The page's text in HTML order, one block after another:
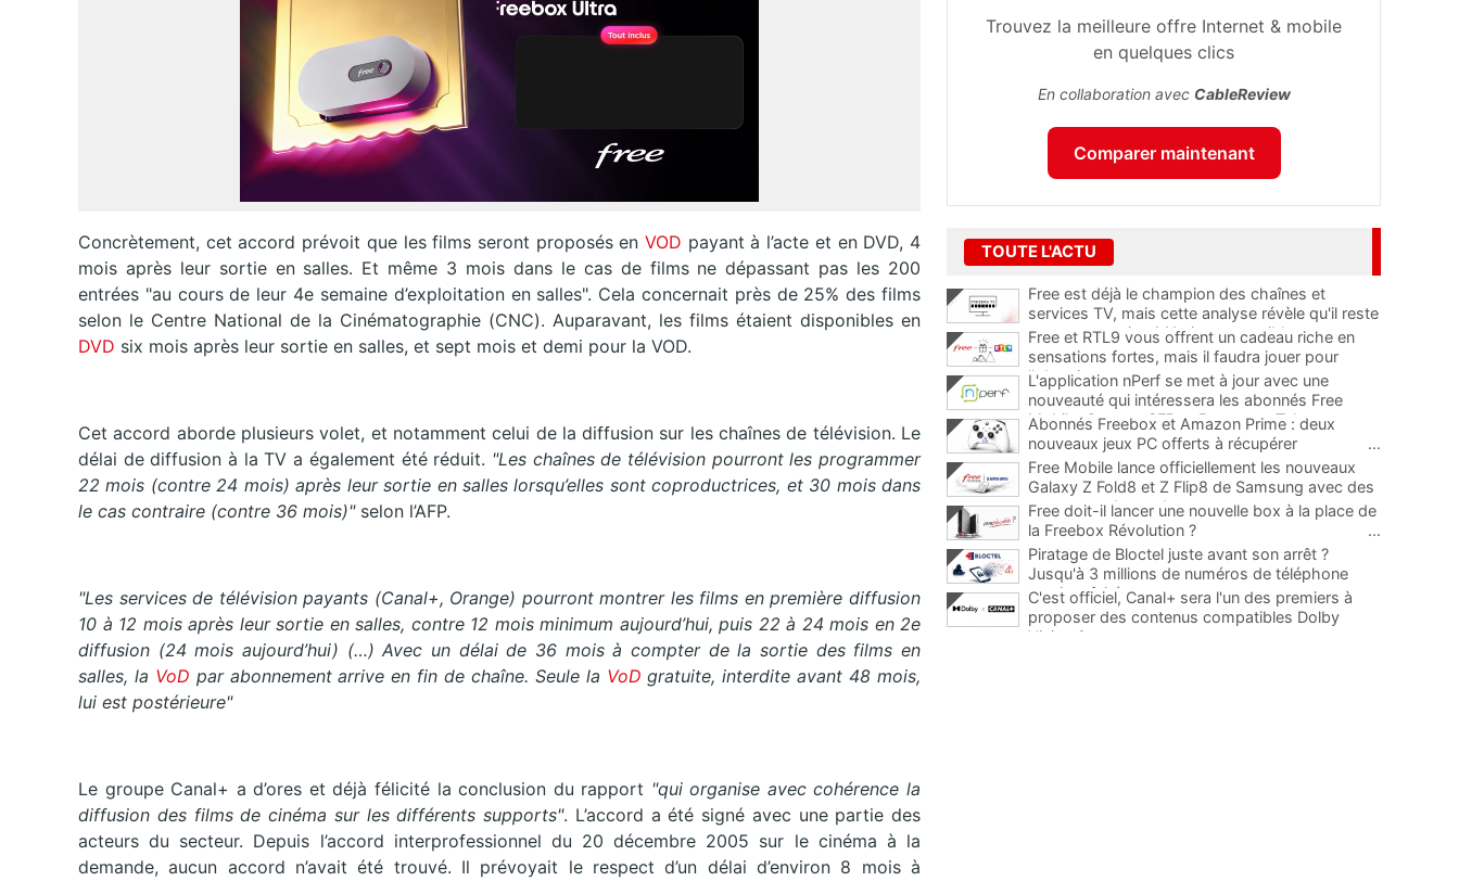
Concrètement, cet accord prévoit que les films seront proposés en VOD payant à l’acte et en DVD, 4
mois après leur sortie en salles. Et même 3 mois dans le cas de films ne dépassant pas les 200
entrées "au cours de leur 4e semaine d’exploitation en salles". Cela concernait près de 25% des films
selon le Centre National de la Cinématographie (CNC). Auparavant, les films étaient disponibles en
DVD six mois après leur sortie en salles, et sept mois et demi pour la VOD.
Cet accord aborde plusieurs volet, et notamment celui de la diffusion sur les chaînes de télévision. Le
délai de diffusion à la TV a également été réduit. "Les chaînes de télévision pourront les programmer
22 mois (contre 24 mois) après leur sortie en salles lorsqu’elles sont coproductrices, et 30 mois dans
le cas contraire (contre 36 mois)"selon l’AFP.
"Les services de télévision payants (Canal+, Orange) pourront montrer les films en première diffusion
10 à 12 mois après leur sortie en salles, contre 12 mois minimum aujourd’hui, puis 22 à 24 mois en 2e
diffusion (24 mois aujourd’hui) (…) Avec un délai de 36 mois à compter de la sortie des films en
salles, la VoD par abonnement arrive en fin de chaîne. Seule la VoDgratuite, interdite avant 48 mois,
lui est postérieure"
Le groupe Canal+ a d’ores et déjà félicité la conclusion du rapport "qui organise avec cohérence la
diffusion des films de cinéma sur les différents supports". L’accord a été signé avec une partie des
acteurs du secteur. Depuis l’accord interprofessionnel du 20 décembre 2005 sur le cinéma à la
demande, aucun accord n’avait été trouvé. Il prévoyait le respect d’un délai d’environ 8 mois à
Trouvez la meilleure offre Internet & mobile
en quelques clics
En collaboration avec CableReview
Comparer maintenant
TOUTE L'ACTU
Free est déjà le champion des chaînes et
services TV, mais cette analyse révèle qu'il reste
encore au moins 141 ajouts possibles
Free et RTL9 vous offrent un cadeau riche en
sensations fortes, mais il faudra jouer pour
l'obtenir
L'application nPerf se met à jour avec une
nouveauté qui intéressera les abonnés Free
Mobile, Orange, SFR et Bouygues Telecom
Abonnés Freebox et Amazon Prime : deux
nouveaux jeux PC offerts à récupérer
...
Free Mobile lance officiellement les nouveaux
Galaxy Z Fold8 et Z Flip8 de Samsung avec des
promos et des cadeaux
...
Free doit-il lancer une nouvelle box à la place de
la Freebox Révolution ?
...
Piratage de Bloctel juste avant son arrêt ?
Jusqu'à 3 millions de numéros de téléphone
auraient fuité
C'est officiel, Canal+ sera l'un des premiers à
proposer des contenus compatibles Dolby
Vision 2